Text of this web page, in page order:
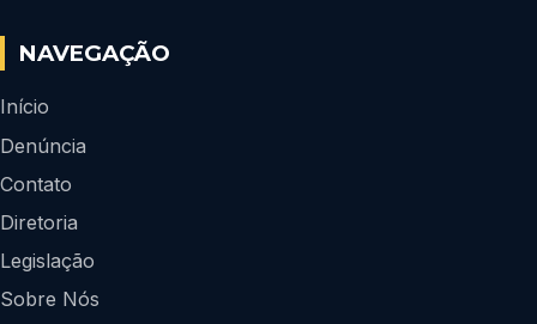
NAVEGAÇÃO
Início
Denúncia
Contato
Diretoria
Legislação
Sobre Nós